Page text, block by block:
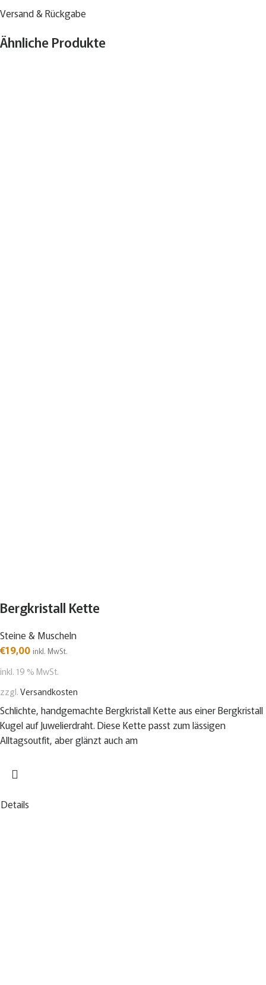
Versand & Rückgabe
Ähnliche Produkte
Bergkristall Kette
Steine & Muscheln
€19,00 inkl. MwSt.
inkl. 19 % MwSt.
zzgl.Versandkosten
Schlichte, handgemachte Bergkristall Kette aus einer Bergkristall
Kugel auf Juwelierdraht. Diese Kette passt zum lässigen
Alltagsoutfit, aber glänzt auch am
Details